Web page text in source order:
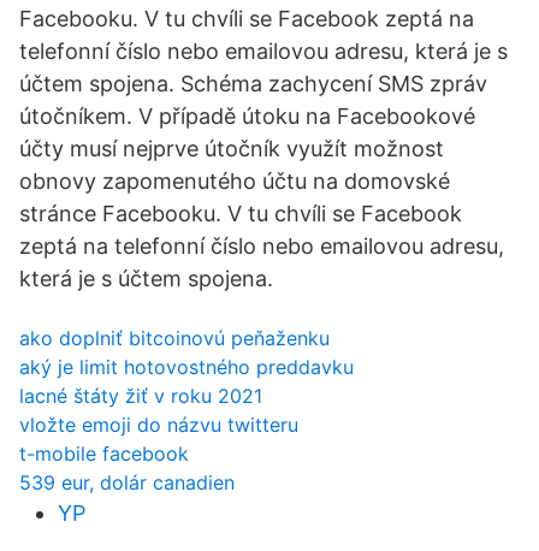
Facebooku. V tu chvíli se Facebook zeptá na
telefonní číslo nebo emailovou adresu, která je s
účtem spojena. Schéma zachycení SMS zpráv
útočníkem. V případě útoku na Facebookové
účty musí nejprve útočník využít možnost
obnovy zapomenutého účtu na domovské
stránce Facebooku. V tu chvíli se Facebook
zeptá na telefonní číslo nebo emailovou adresu,
která je s účtem spojena.
ako doplniť bitcoinovú peňaženku
aký je limit hotovostného preddavku
lacné štáty žiť v roku 2021
vložte emoji do názvu twitteru
t-mobile facebook
539 eur, dolár canadien
YP